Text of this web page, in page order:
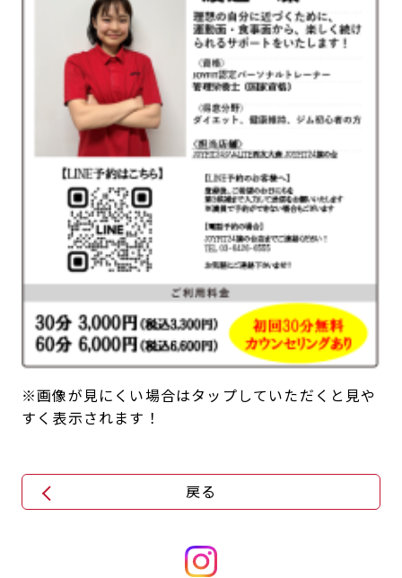
※画像が見にくい場合はタップしていただくと見や
すく表示されます！
戻る